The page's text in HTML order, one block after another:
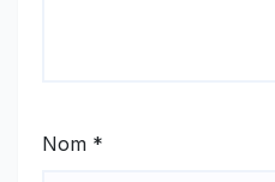
Nom *